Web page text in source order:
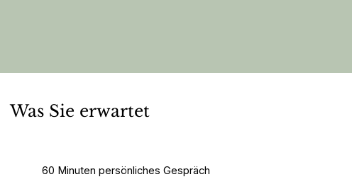
Was Sie erwartet
60 Minuten persönliches Gespräch